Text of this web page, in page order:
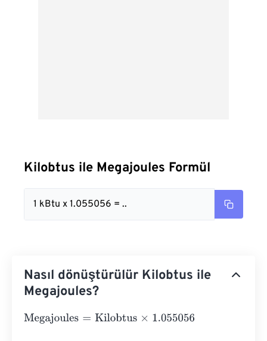
Kilobtus ile Megajoules Formül
1 kBtu x 1.055056 = ..
Nasıl dönüştürülür Kilobtus ile
Megajoules?
Megajoules= Kilobtus×1.055056